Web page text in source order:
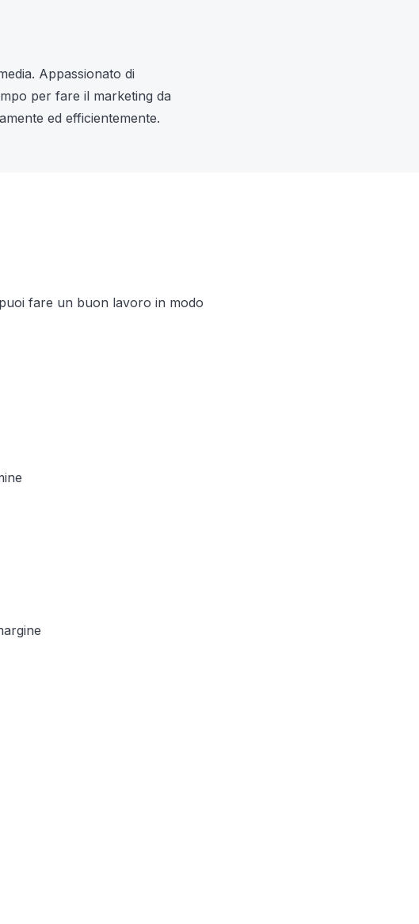
Appassionato di
per fare il marketing da
ed efficientemente.
fare un buon lavoro in modo